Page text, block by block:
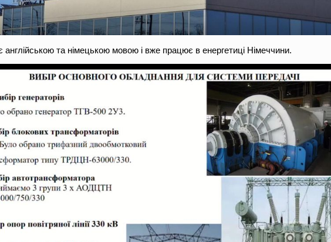
та німецькою мовою і вже працює в енергетиці Німеччини.